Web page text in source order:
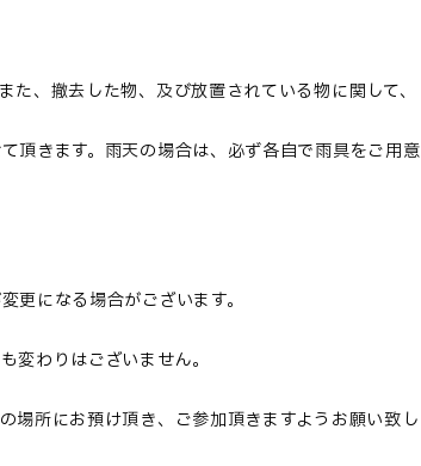
、撤去した物、及び放置されている物に関して、
頂きます。雨天の場合は、必ず各自で雨具をご用意
になる場合がございます。
わりはございません。
場所にお預け頂き、ご参加頂きますようお願い致し